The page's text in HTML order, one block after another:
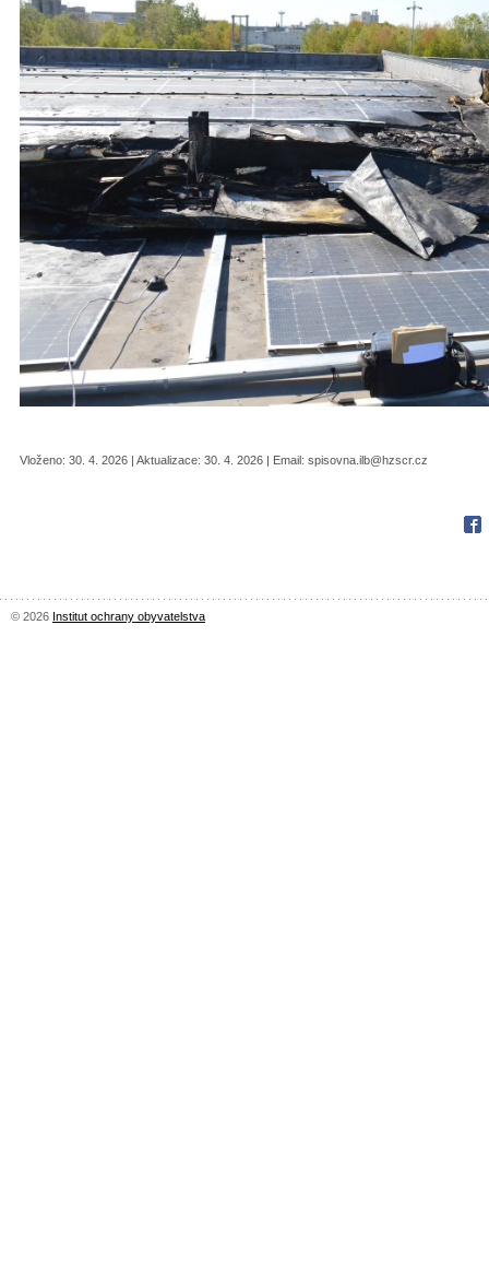
Vloženo: 30. 4. 2026 | Aktualizace: 30. 4. 2026 | Email: spisovna.ilb@hzscr.cz
© 2026 Institut ochrany obyvatelstva